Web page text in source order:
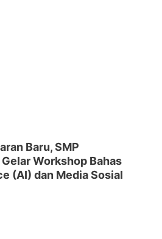
Baru, SMP
Workshop Bahas
(AI) dan Media Sosial